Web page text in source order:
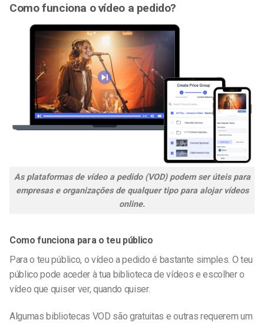
Como funciona o vídeo a pedido?
As plataformas de vídeo a pedido(VOD) podem ser úteis para
empresas e organizações de qualquer tipo para alojar vídeos
online.
Como funciona para o teu público
Para o teu público, o vídeo a pedido é bastante simples. O teu
público pode aceder à tua biblioteca de vídeos e escolher o
vídeo que quiser ver, quando quiser.
Algumas bibliotecas VOD são gratuitas e outras requerem um